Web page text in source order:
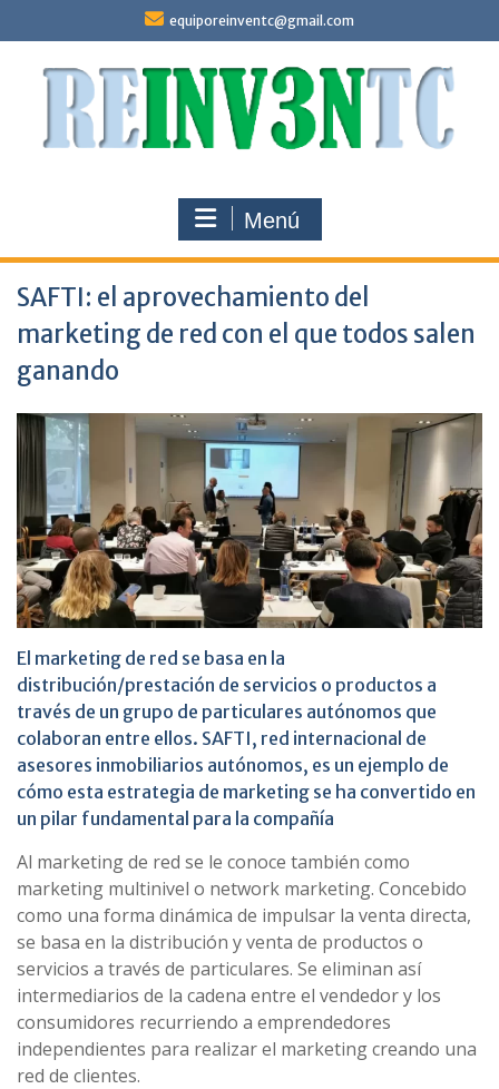
equiporeinventc@gmail.com
Menú
SAFTI: el aprovechamiento del
marketing de red con el que todos salen
ganando
El marketing de red se basa en la
distribución/prestación de servicios o productos a
través de un grupo de particulares autónomos que
colaboran entre ellos. SAFTI, red internacional de
asesores inmobiliarios autónomos, es un ejemplo de
cómo esta estrategia de marketing se ha convertido en
un pilar fundamental para la compañía
Al marketing de red se le conoce también como
marketing multinivel o network marketing. Concebido
como una forma dinámica de impulsar la venta directa,
se basa en la distribución y venta de productos o
servicios a través de particulares. Se eliminan así
intermediarios de la cadena entre el vendedor y los
consumidores recurriendo a emprendedores
independientes para realizar el marketing creando una
red de clientes.